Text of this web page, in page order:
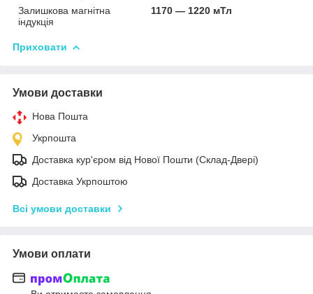
Залишкова магнітна
індукція
1170 — 1220 мТл
Приховати
Умови доставки
Нова Пошта
Укрпошта
Доставка кур'єром від Нової Пошти (Склад-Двері)
Доставка Укрпоштою
Всі умови доставки
Умови оплати